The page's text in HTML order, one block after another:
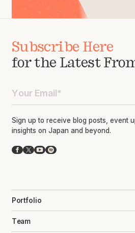
Subscribe Here
for the Latest
Sign up to receive blog posts, event
insights on Japan and beyond.
Facebook
X YouTube
Spotify
Portfolio
Team